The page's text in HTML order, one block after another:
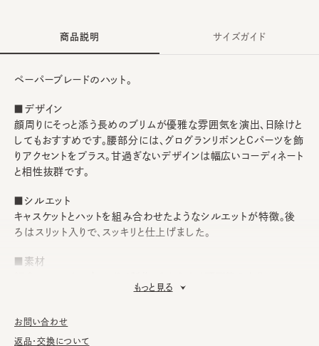
商品説明
ペーパーブレードのハット。
■デザイン
顔周りにそっと添う長めのブリムが優雅な雰囲気を演出、日除けと
してもおすすめです。腰部分には、グログランリボンとCパーツを飾
りアクセントをプラス。甘過ぎないデザインは幅広いコーディネート
と相性抜群です。
■シルエット
キャスケットとハットを組み合わせたようなシルエットが特徴。後
ろはスリット入りで、スッキリと仕上げました。
■素材
洗濯不可。汚れにつきましては、帽子が汚れてしまう前の対策と
して、汗止めのハットライナーのお勧めしております。
もっと見る
サイズガイド
お問い合わせ
返品・交換について